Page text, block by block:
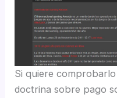
Si quiere
doctrina sobre pago